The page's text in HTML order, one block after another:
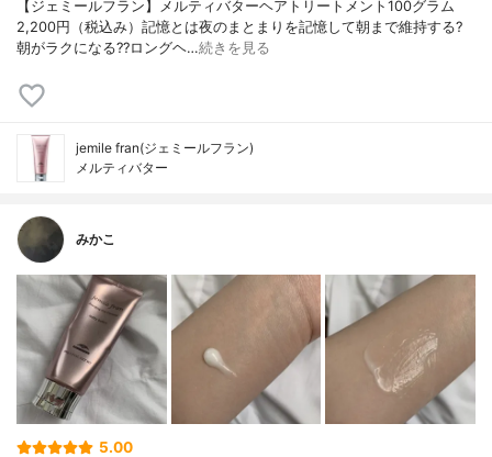
【ジェミールフラン】メルティバターヘアトリートメント100グラム
2,200円（税込み）記憶とは夜のまとまりを記憶して朝まで維持する?
朝がラクになる??ロングヘ…続きを見る
jemile fran(ジェミールフラン)
メルティバター
みかこ
5.00